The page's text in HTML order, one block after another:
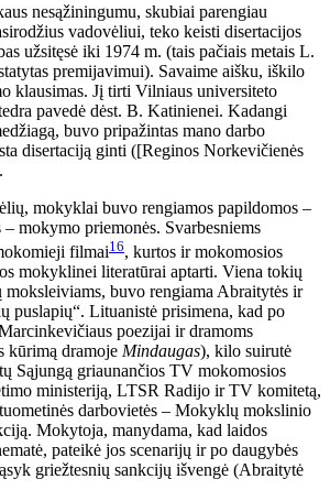
nesąžiningumu, skubiai parengiau
vadovėliui, teko keisti disertacijos
užsitęsė iki 1974 m. (tais pačiais metais L.
premijavimui). Savaime aišku, iškilo
klausimas. Jį tirti Vilniaus universiteto
pavedė dėst. B. Katinienei. Kadangi
buvo pripažintas mano darbo
disertaciją ginti ([Reginos Norkevičienės
mokyklai buvo rengiamos papildomos –
– mokymo priemonės. Svarbesniems
filmai16, kurtos ir mokomosios
mokyklinei literatūrai aptarti. Viena tokių
buvo rengiama Abraitytės ir
puslapių“. Lituanistė prisimena, kad po
poezijai ir dramoms
kūrimą dramoje Mindaugas), kilo suirutė
Sąjungą griaunančios TV mokomosios
ministeriją, LTSR Radijo ir TV komitetą,
darbovietės – Mokyklų mokslinio
Mokytoja, manydama, kad laidos
pateikė jos scenarijų ir po daugybės
griežtesnių sankcijų išvengė (Abraitytė